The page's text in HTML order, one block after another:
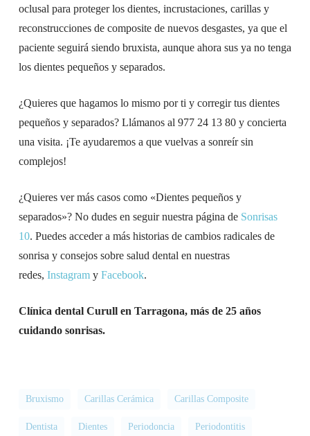
oclusal para proteger los dientes, incrustaciones, carillas y
reconstrucciones de composite de nuevos desgastes, ya que el
paciente seguirá siendo bruxista, aunque ahora sus ya no tenga
los dientes pequeños y separados.
¿Quieres que hagamos lo mismo por ti y corregir tus dientes
pequeños y separados? Llámanos al 977 24 13 80 y concierta
una visita. ¡Te ayudaremos a que vuelvas a sonreír sin
complejos!
¿Quieres ver más casos como «Dientes pequeños y
separados»? No dudes en seguir nuestra página de Sonrisas
10. Puedes acceder a más historias de cambios radicales de
sonrisa y consejos sobre salud dental en nuestras
redes, Instagramy Facebook.
Clínica dental Curull en Tarragona, más de 25 años
cuidando sonrisas.
Bruxismo Carillas Cerámica Carillas Composite
Dentista Dientes Periodoncia Periodontitis